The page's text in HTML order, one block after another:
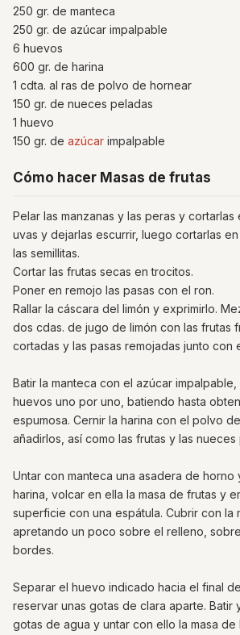
250 gr. de manteca
250 gr. de azúcar impalpable
6 huevos
600 gr. de harina
1 cdta. al ras de polvo de hornear
150 gr. de nueces peladas
1 huevo
150 gr. de azúcar impalpable
Cómo hacer Masas de frutas
Pelar las manzanas y las peras y cortarlas
uvas y dejarlas escurrir, luego cortarlas
las semillitas.
Cortar las frutas secas en trocitos.
Poner en remojo las pasas con el ron.
Rallar la cáscara del limón y exprimirlo.
dos cdas. de jugo de limón con las frutas
cortadas y las pasas remojadas junto con
Batir la manteca con el azúcar impalpable,
huevos uno por uno, batiendo hasta
espumosa. Cernir la harina con el polvo
añadirlos, así como las frutas y las nueces
Untar con manteca una asadera de
harina, volcar en ella la masa de frutas y
superficie con una espátula. Cubrir con la
apretando un poco sobre el relleno,
bordes.
Separar el huevo indicado hacia el final
reservar unas gotas de clara aparte. Batir
gotas de agua y untar con ello la masa de